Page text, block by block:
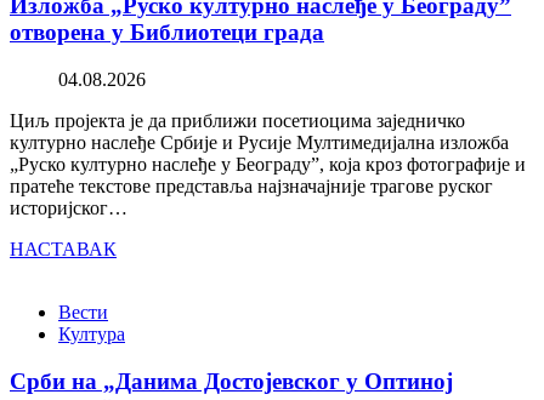
Изложба „Руско културно наслеђе у Београду”
отворена у Библиотеци града
04.08.2026
Циљ пројекта је да приближи посетиоцима заједничко
културно наслеђе Србије и Русије Мултимедијална изложба
„Руско културно наслеђе у Београду”, која кроз фотографије и
пратеће текстове представља најзначајније трагове руског
историјског…
НАСТАВАК
Вести
Култура
Срби на „Данима Достојевског у Оптиној